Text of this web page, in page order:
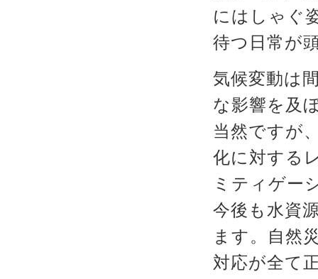
にはしゃぐ
待つ日常が
気候変動は
な影響を及
当然ですが
化に対する
ミティゲー
今後も水資
ます。自然
対応が全て